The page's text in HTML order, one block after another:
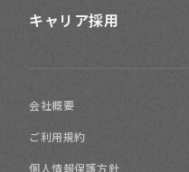
キャリア採用
会社概要
ご利用規約
個人情報保護方針